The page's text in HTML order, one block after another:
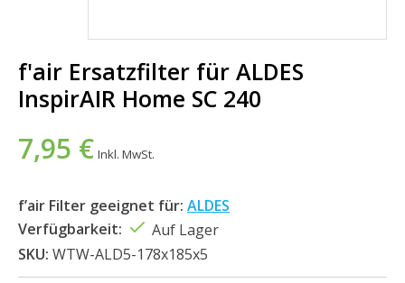
f'air Ersatzfilter für ALDES
InspirAIR Home SC 240
7,95 € Inkl. MwSt.
f’air Filter geeignet für: ALDES
Verfügbarkeit:
Auf Lager
SKU: WTW-ALD5-178x185x5